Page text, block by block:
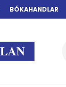
BÓKAHANDLAR